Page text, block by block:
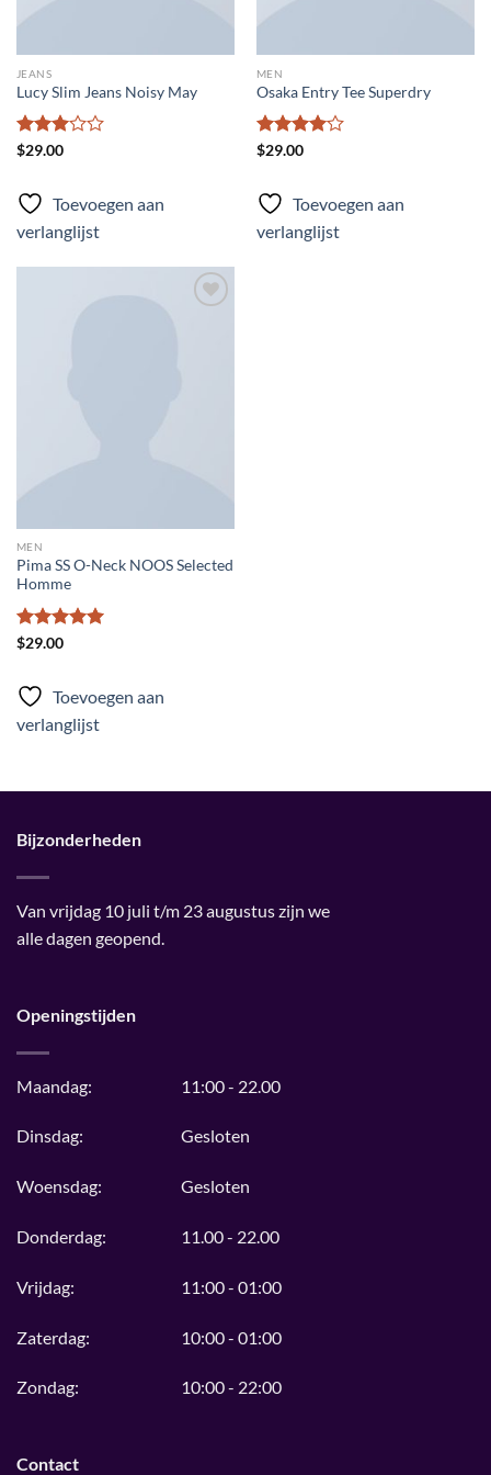
JEANS
Lucy Slim Jeans Noisy May
Gewaardeerd
$29.00
Toevoegen aan
verlanglijst
MEN
Osaka Entry Tee Superdry
Gewaardeerd
$29.00
Toevoegen aan
verlanglijst
MEN
Pima SS O-Neck NOOS Selected
Homme
Gewaardeerd
$29.00
Toevoegen aan
verlanglijst
Bijzonderheden
Van vrijdag 10 juli t/m 23 augustus zijn we
alle dagen geopend.
Openingstijden
Maandag:
Dinsdag:
Woensdag:
Donderdag:
Vrijdag:
Zaterdag:
Zondag:
11:00 - 22.00
Gesloten
Gesloten
11.00 - 22.00
11:00 - 01:00
10:00 - 01:00
10:00 - 22:00
Contact